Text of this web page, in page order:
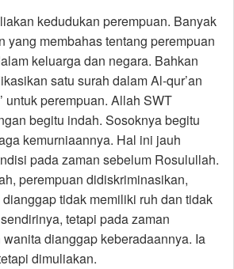
kedudukan perempuan. Banyak
yang membahas tentang perempuan
keluarga dan negara. Bahkan
satu surah dalam Al-qur’an
untuk perempuan. Allah SWT
begitu indah. Sosoknya begitu
kemurniaannya. Hal ini jauh
pada zaman sebelum Rosulullah.
perempuan didiskriminasikan,
tidak memiliki ruh dan tidak
tetapi pada zaman
dianggap keberadaannya. Ia
dimuliakan.